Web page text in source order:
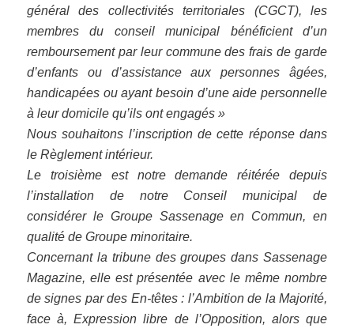
général des collectivités territoriales (CGCT), les
membres du conseil municipal bénéficient d’un
remboursement par leur commune des frais de garde
d’enfants ou d’assistance aux personnes âgées,
handicapées ou ayant besoin d’une aide personnelle
à leur domicile qu’ils ont engagés »
Nous souhaitons l’inscription de cette réponse dans
le Règlement intérieur.
Le troisième est notre demande réitérée depuis
l’installation de notre Conseil municipal de
considérer le Groupe Sassenage en Commun, en
qualité de Groupe minoritaire.
Concernant la tribune des groupes dans Sassenage
Magazine, elle est présentée avec le même nombre
de signes par des En-têtes : l’Ambition de la Majorité,
face à, Expression libre de l’Opposition, alors que